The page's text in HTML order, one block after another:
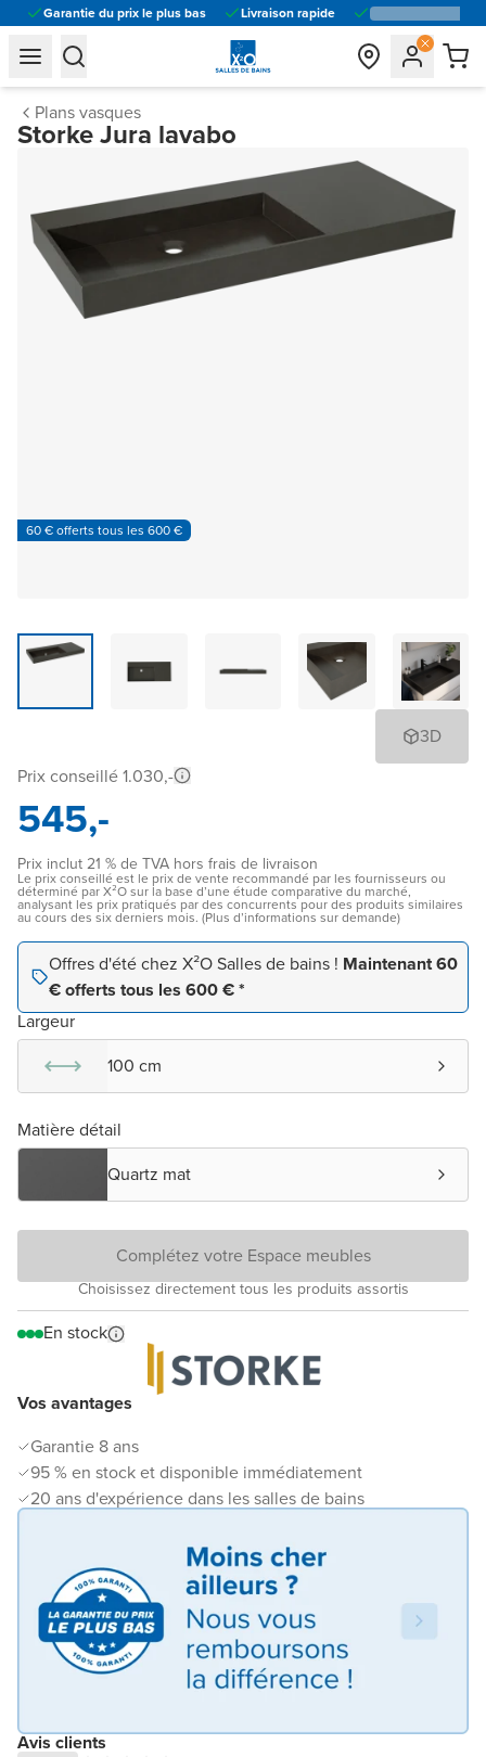
Garantie du prix le plus bas Livraison rapide
general.navigation.toggle_menu.label
general.navigation.toggle_menu.label
Plans vasques
Storke Jura lavabo
60 € offerts tous les 600 €
3D
Vos avantages
Garantie 8 ans
95 % en stock et disponible immédiatement
20 ans d'expérience dans les salles de bains
Avis clients
Prix conseillé 1.030,-
545,-
Prix inclut 21 % de TVA hors frais de livraison
Le prix conseillé est le prix de vente recommandé par les fournisseurs ou
déterminé par X²O sur la base d’une étude comparative du marché,
analysant les prix pratiqués par des concurrents pour des produits similaires
au cours des six derniers mois. (Plus d’informations sur demande)
Offres d'été chez X²O Salles de bains ! Maintenant 60
€ offerts tous les 600 € *
Largeur
100 cm
Matière détail
Quartz mat
Complétez votre Espace meubles
Choisissez directement tous les produits assortis
En stock